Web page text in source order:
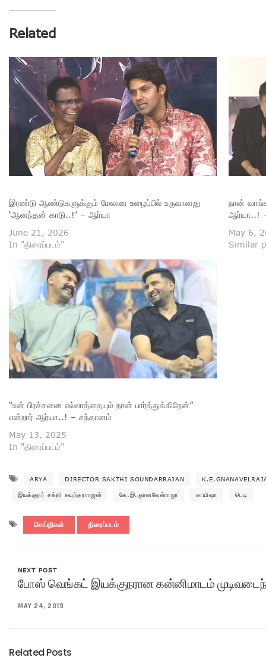
Related
இரண்டு ஆண்டுகளுக்கும் மேலான உழைப்பில் உருவானது
‘ஆனந்தன் காடு..!’ – ஆர்யா
June 21, 2026
In "திரைப்படம்"
நான்
ஆர்யா..!
May 6,
Similar
“உன் பிரச்சனை எல்லாத்தையும் நான் பார்த்துக்கிறேன்”
என்றார் ஆர்யா..! – சந்தானம்
May 13, 2025
In "திரைப்படம்"
ARYA DIRECTOR SAKTHI SOUNDARRAJAN
இயக்குநர் சக்தி சவுந்தரராஜன் கே.இ.ஞானவேல்ராஜா சாயிஷா டெடி
செய்திகள் திரைப்படம்
NEXT POST
போஸ் வெங்கட் இயக்குநரான கன்னிமாடம்
MAY 24, 2019
Related Posts